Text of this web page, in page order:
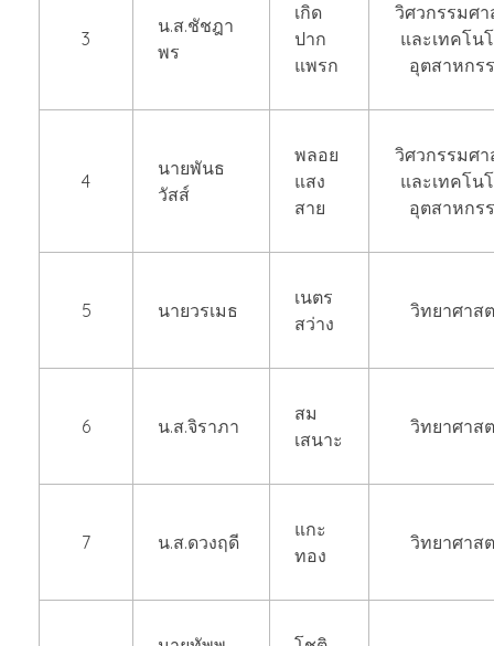
3
น.ส.ชัชฎา
พร
เกิด
ปาก
แพรก
วิศวกรรมศา
และเทคโน
อุตสาหกร
4
นายพันธ
วัสส์
พลอย
แสง
สาย
วิศวกรรมศา
และเทคโน
อุตสาหกร
5 นายวรเมธ
เนตร
สว่าง
วิทยาศาส
6 น.ส.จิราภา
สม
เสนาะ
วิทยาศาส
7 น.ส.ดวงฤดี
แกะ
ทอง
วิทยาศาส